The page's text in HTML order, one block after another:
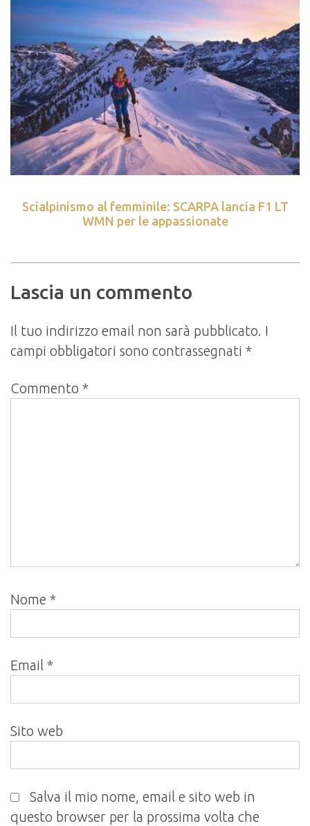
Scialpinismo al femminile: SCARPA lancia F1 LT
WMN per le appassionate
Lascia un commento
Il tuo indirizzo email non sarà pubblicato. I
campi obbligatori sono contrassegnati *
Commento *
Nome *
Email *
Sito web
Salva il mio nome, email e sito web in
questo browser per la prossima volta che